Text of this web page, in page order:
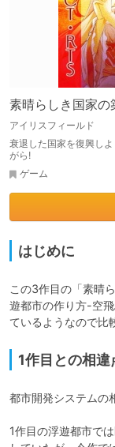
素晴らしき国家の
アイリスフィールド
衰退した国家を復興し
がら!
ゲーム
はじめに
この3作目の「素晴
遊都市の作り方-空
ているようなので比
1作目との相違
都市開発システムの
1作目の浮遊都市で